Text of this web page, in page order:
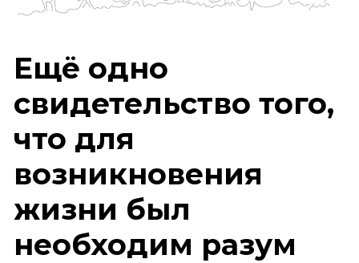
Ещё одно
свидетельство того,
что для
возникновения
жизни был
необходим разум